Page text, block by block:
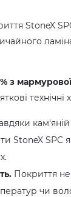
StoneX
з
технічні
StoneX SPC
Покриття не
чи